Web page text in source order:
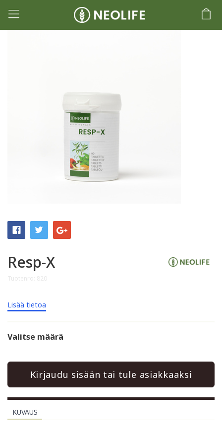
Resp-X
Lisää tietoa
Valitse määrä
Kirjaudu sisään tai tule asiakkaaksi
KUVAUS